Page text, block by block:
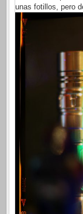
unas fotillos, pero